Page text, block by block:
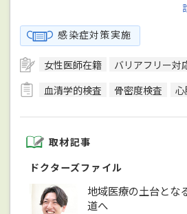
感染症対策実施
女性医師在籍 バリアフリー対
血清学的検査
骨密度検査 心
取材記事
ドクターズファイル
地域医療の土台とな
道へ